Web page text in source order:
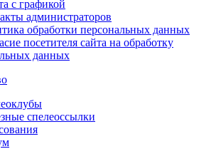
с графикой
администраторов
обработки персональных данных
посетителя сайта на обработку
данных
спелеоссылки